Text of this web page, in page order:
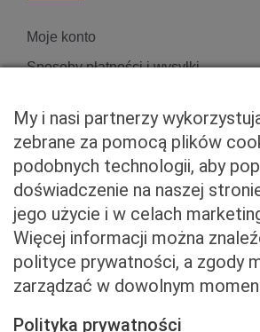
Moje konto
Sposoby płatności i wysyłki
Właściciel serwisu
Baveno Sp. z o. o.
Czerniakowska 71/408a
00-715 Warszawa
NIP: 5273093569
KRS: 0001081683
My i nasi partnerzy
zebrane za pomocą plików
podobnych technologii, aby
doświadczenie na naszej
jego użycie i w celach
Więcej informacji można
polityce prywatności, a zgody
zarządzać w dowolnym
Polityka prywatności